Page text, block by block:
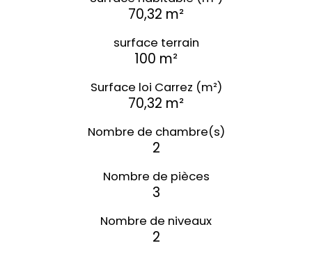
70,32 m²
surface terrain
100 m²
Surface loi Carrez (m²)
70,32 m²
Nombre de chambre(s)
2
Nombre de pièces
3
Nombre de niveaux
2